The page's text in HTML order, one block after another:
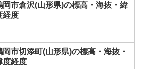
岡市倉沢(山形県)の標高・海抜・緯
経度
岡市切添町(山形県)の標高・海抜・
度経度